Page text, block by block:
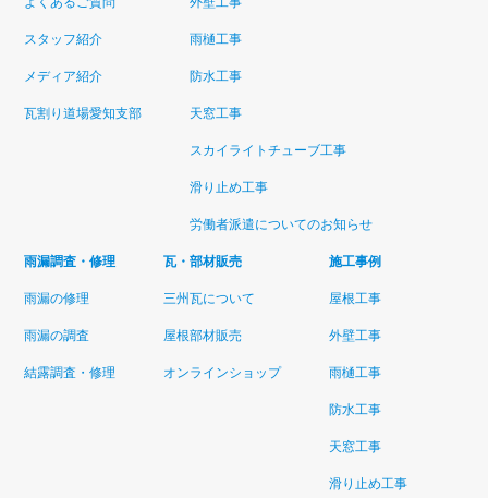
スタッフ紹介
メディア紹介
瓦割り道場愛知支部
雨樋工事
防水工事
天窓工事
スカイライトチューブ工事
滑り止め工事
労働者派遣についてのお知らせ
雨漏調査・修理
雨漏の修理
雨漏の調査
結露調査・修理
瓦・部材販売
三州瓦について
屋根部材販売
オンラインショップ
施工事例
屋根工事
外壁工事
雨樋工事
防水工事
天窓工事
滑り止め工事